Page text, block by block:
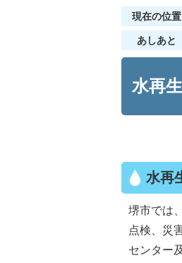
現在の位置
あしあと
水再
水再
堺市では
点検、災
センター